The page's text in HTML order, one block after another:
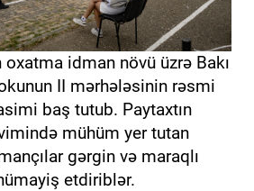
oxatma idman növü üzrə Bakı
II mərhələsinin rəsmi
baş tutub. Paytaxtın
mühüm yer tutan
gərgin və maraqlı
etdiriblər.